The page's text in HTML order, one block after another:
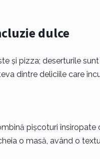
dulce
și pizza; deserturile
dintre deliciile care
pișcoturi însiropate
o masă, având o